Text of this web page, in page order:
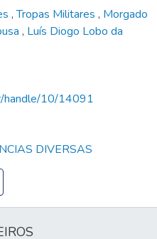
,Tropas Militares , Morgado
, Luís Diogo Lobo da
handle/10/14091
DIVERSAS